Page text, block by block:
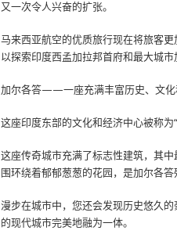
又一次令人兴奋的扩张。
马来西亚航空的优质旅行现在将旅客
以探索印度西孟加拉邦首府和最大城市
加尔各答——一座充满丰富历史、文化
这座印度东部的文化和经济中心被称为
这座传奇城市充满了标志性建筑，其
围环绕着郁郁葱葱的花园，是加尔各答
漫步在城市中，您还会发现历史悠久
的现代城市完美地融为一体。